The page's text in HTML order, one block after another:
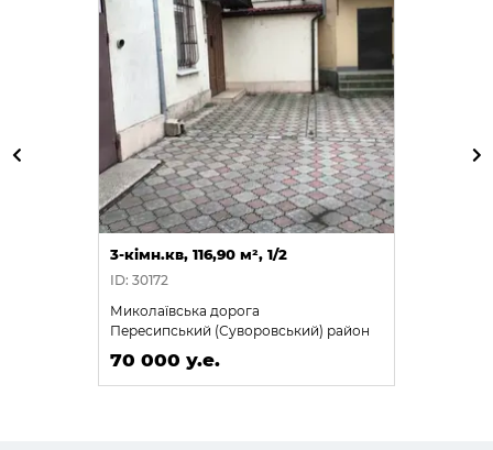
3-кімн.кв, 116,90 м², 1/2
ID: 30172
Миколаївська дорога
Пересипський (Суворовський) район
70 000 у.е.